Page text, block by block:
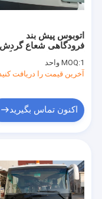
اتوبوس پیش بند
فرودگاهی شعاع گردش
MOQ:1 واحد
آخرین قیمت را دریافت
اکنون تماس بگیرید